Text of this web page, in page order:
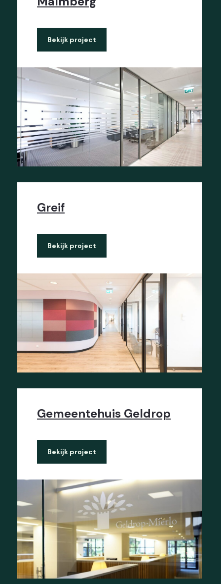
Bekijk project
Greif
Bekijk project
Gemeentehuis Geldrop
Bekijk project